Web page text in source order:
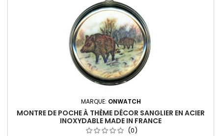
MARQUE: ONWATCH
MONTRE DE POCHE À THÈME DÉCOR SANGLIER EN ACIER
INOXYDABLE MADE IN FRANCE
(0)